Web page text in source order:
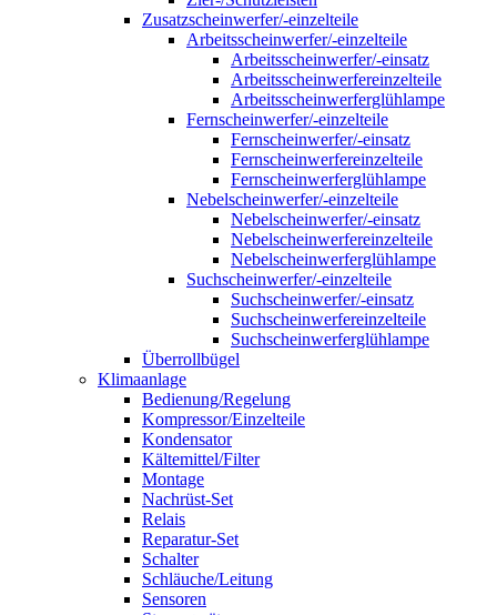
Zusatzscheinwerfer/-einzelteile
Arbeitsscheinwerfer/-einzelteile
Arbeitsscheinwerfer/-einsatz
Arbeitsscheinwerfereinzelteile
Arbeitsscheinwerferglühlampe
Fernscheinwerfer/-einzelteile
Fernscheinwerfer/-einsatz
Fernscheinwerfereinzelteile
Fernscheinwerferglühlampe
Nebelscheinwerfer/-einzelteile
Nebelscheinwerfer/-einsatz
Nebelscheinwerfereinzelteile
Nebelscheinwerferglühlampe
Suchscheinwerfer/-einzelteile
Suchscheinwerfer/-einsatz
Suchscheinwerfereinzelteile
Suchscheinwerferglühlampe
Überrollbügel
Klimaanlage
Bedienung/Regelung
Kompressor/Einzelteile
Kondensator
Kältemittel/Filter
Montage
Nachrüst-Set
Relais
Reparatur-Set
Schalter
Schläuche/Leitung
Sensoren